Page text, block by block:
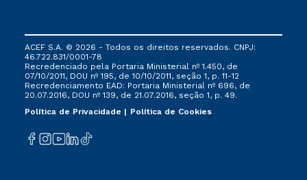
via FIES, Prouni e outros programas governamentais, e
não se acumula com nenhuma outra campanha
ofertada pela Instituição.
ACEF S.A. © 2026 - Todos os direitos reservados. CNPJ:
46.722.831/0001-78
Recredenciado pela Portaria Ministerial nº 1.450, de
07/10/2011, DOU nº 195, de 10/10/2011, seção 1, p. 11-12
Recredenciamento EAD: Portaria Ministerial nº 696, de
20.07.2016, DOU nº 139, de 21.07.2016, seção 1, p. 49.
Política de Privacidade
Política de Cookies